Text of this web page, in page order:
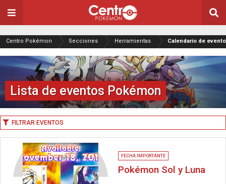
Centro Pokémon Secciones Herramientas Calendario de
Lista de eventos Pokémon
FILTRAR EVENTOS
FECHA IMPORTANTE
Pokémon Sol y Luna